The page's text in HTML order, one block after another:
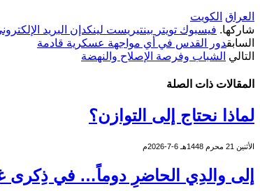
العراق الكويت
شاركها. فيسبوك تويتر بينتيريست لينكدإن البريد
السابقدور القدس في أي مواجهة عسكرية قادمة
التالي الشباب وفرصة الإصلاح والنهضة
المقالات ذات الصلة
لماذا نحتاج إلى التوازن؟
الأثنين 21 محرم 1448هـ 6-7-2026م
إلى والدِي الحاضرِ دوماً… في ذِكرى